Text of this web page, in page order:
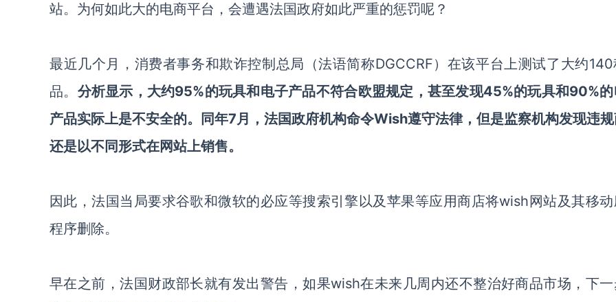
站。为何如此大的电商平台，会遭遇法国政府如此严重的惩罚呢？
最近几个月，消费者事务和欺诈控制总局（法语简称DGCCRF）在该平台上测试了大约
品。 分析显示，大约95%的玩具和电子产品不符合欧盟规定，甚至发现45%的玩具和90%
产品实际上是不安全的。同年7月，法国政府机构命令Wish遵守法律，但是监察机构发现违
还是以不同形式在网站上销售。
因此，法国当局要求谷歌和微软的必应等搜索引擎以及苹果等应用商店将wish网站及其移动
程序删除。
早在之前，法国财政部长就有发出警告，如果wish在未来几周内还不整治好商品市场，下一